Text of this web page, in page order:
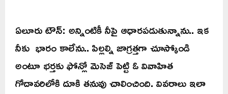
ఏలూరు టౌన్: అన్నింటికీ నీపై ఆధారపడుతున్నాను.. ఇక
నీకు భారం కాలేను.. పిల్లల్ని జాగ్రత్తగా చూస్కోండి
అంటూ భర్తకు ఫోన్లో మెసెజ్ పెట్టి ఓ వివాహిత
గోదావరిలోకి దూకి తనువు చాలించింది. వివరాలు ఇలా